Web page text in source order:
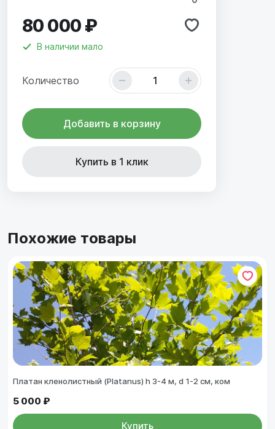
80 000 ₽
В наличии мало
Количество
Добавить в корзину
Купить в 1 клик
Похожие товары
Платан кленолистный (Platanus) h 3-4 м, d 1-2 см, ком
5 000 ₽
Купить